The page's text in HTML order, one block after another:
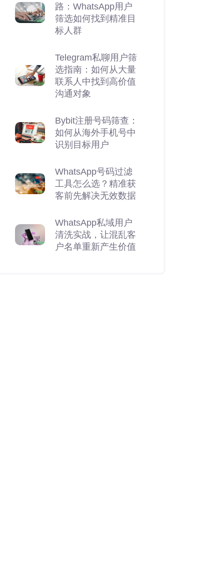
路：WhatsApp用户
筛选如何找到精准目
标人群
Telegram私聊用户筛
选指南：如何从大量
联系人中找到高价值
沟通对象
Bybit注册号码筛查：
如何从海外手机号中
识别目标用户
WhatsApp号码过滤
工具怎么选？精准获
客前先解决无效数据
WhatsApp私域用户
清洗实战，让混乱客
户名单重新产生价值